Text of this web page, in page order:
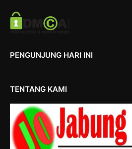
PENGUNJUNG HARI INI
TENTANG KAMI